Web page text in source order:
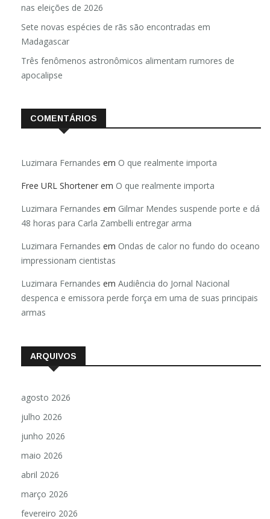
nas eleições de 2026
Sete novas espécies de rãs são encontradas em
Madagascar
Três fenômenos astronômicos alimentam rumores de
apocalipse
COMENTÁRIOS
Luzimara Fernandes em O que realmente importa
Free URL Shortener em O que realmente importa
Luzimara Fernandes em Gilmar Mendes suspende porte e dá
48 horas para Carla Zambelli entregar arma
Luzimara Fernandes em Ondas de calor no fundo do oceano
impressionam cientistas
Luzimara Fernandes em Audiência do Jornal Nacional
despenca e emissora perde força em uma de suas principais
armas
ARQUIVOS
agosto 2026
julho 2026
junho 2026
maio 2026
abril 2026
março 2026
fevereiro 2026